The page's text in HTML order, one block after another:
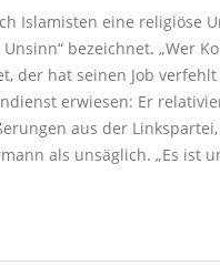
Islamisten eine religiöse
bezeichnet. „Wer
der hat seinen Job
erwiesen: Er
aus der
als unsäglich. „Es ist